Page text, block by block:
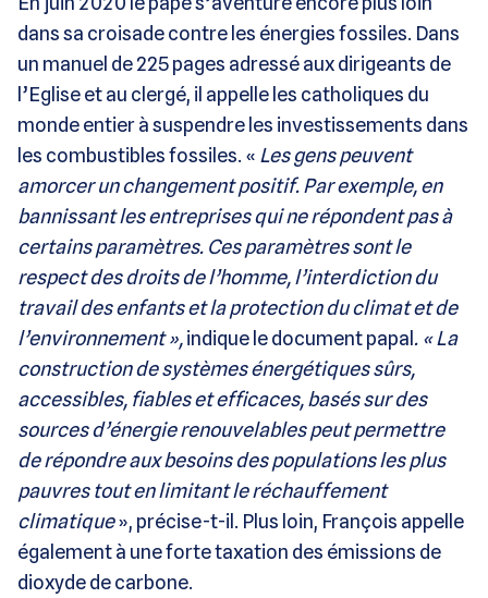
dans sa croisade contre les énergies fossiles. Dans
un manuel de 225 pages adressé aux dirigeants de
l’Eglise et au clergé, il appelle les catholiques du
monde entier à suspendre les investissements dans
les combustibles fossiles. « Les gens peuvent
amorcer un changement positif. Par exemple, en
bannissant les entreprises qui ne répondent pas à
certains paramètres. Ces paramètres sont le
respect des droits de l’homme, l’interdiction du
travail des enfants et la protection du climat et de
l’environnement »,indique le document papal . « La
construction de systèmes énergétiques sûrs,
accessibles, fiables et efficaces, basés sur des
sources d’énergie renouvelables peut permettre
de répondre aux besoins des populations les plus
pauvres tout en limitant le réchauffement
climatique», précise-t-il. Plus loin, François appelle
également à une forte taxation des émissions de
dioxyde de carbone.